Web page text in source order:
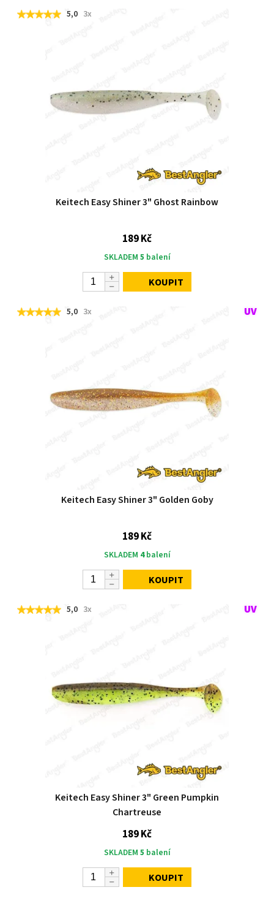
5,0 3x
Keitech Easy Shiner 3" Ghost Rainbow
189 Kč
SKLADEM 5 balení
KOUPIT
5,0 3x
Keitech Easy Shiner 3" Golden Goby
189 Kč
SKLADEM 4balení
KOUPIT
5,0 3x
Keitech Easy Shiner 3" Green Pumpkin
Chartreuse
189 Kč
SKLADEM 5 balení
KOUPIT